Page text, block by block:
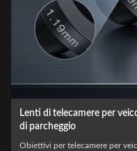
Lenti di telecamere per
di parcheggio
Obiettivi per telecamere per